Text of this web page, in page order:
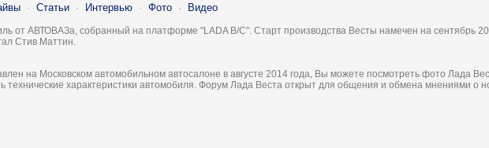
· Статьи · Интервью · Фото · Видео
от АВТОВАЗа, собранный на платформе "LADA B/C". Старт производства Весты намечен на сентябрь
Стив Маттин.
на Московском автомобильном автосалоне в августе 2014 года, Вы можете посмотреть фото Лада
технические характеристики автомобиля. Форум Лада Веста открыт для общения и обмена мнениями о